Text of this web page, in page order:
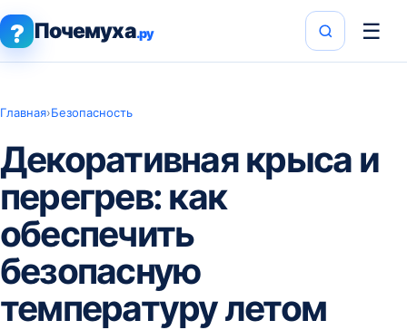
? Почемуха.ру ☰
Главная›Безопасность
Декоративная крыса и
перегрев: как
обеспечить
безопасную
температуру летом